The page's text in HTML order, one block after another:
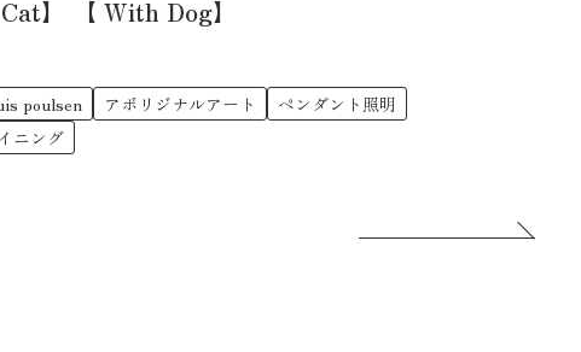
】 【 With Dog】
poulsen アボリジナルアート
ペンダント照明
ニング